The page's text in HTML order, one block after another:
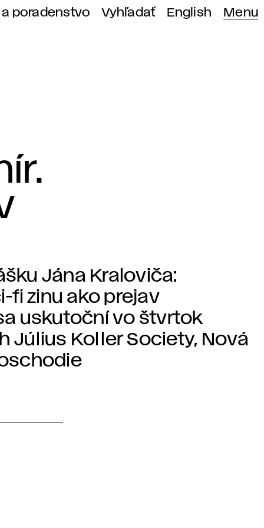
a poradenstvo Vyhľadať English Menu
Jána Kraloviča:
fi zinu ako prejav
uskutoční vo štvrtok
Július Koller Society, Nová